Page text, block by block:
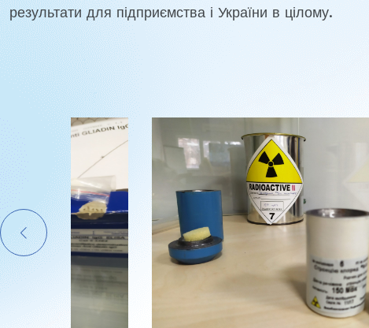
результати для підприємства і України в цілому.